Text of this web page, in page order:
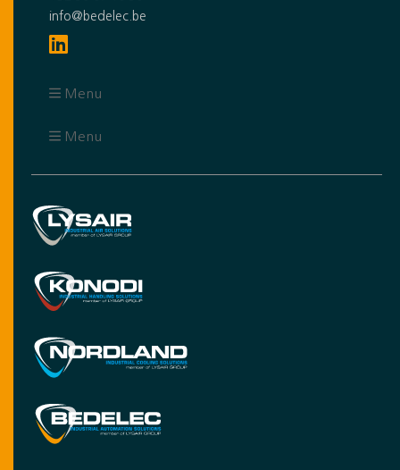
info@bedelec.be
Menu
Menu